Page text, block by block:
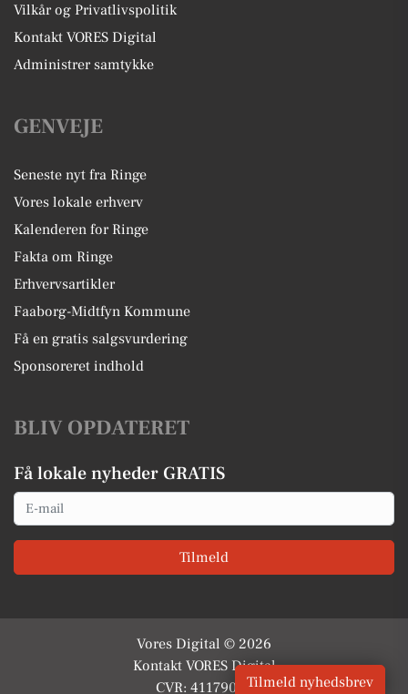
Vilkår og Privatlivspolitik
Kontakt VORES Digital
Administrer samtykke
GENVEJE
Seneste nyt fra Ringe
Vores lokale erhverv
Kalenderen for Ringe
Fakta om Ringe
Erhvervsartikler
Faaborg-Midtfyn Kommune
Få en gratis salgsvurdering
Sponsoreret indhold
BLIV OPDATERET
Få lokale nyheder GRATIS
Email
Tilmeld
Vores Digital © 2026
Kontakt VORES Digital
CVR: 41179082Tilmeld nyhedsbrev